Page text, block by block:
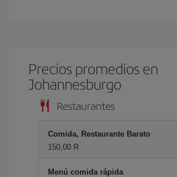
Precios promedios en
Johannesburgo
Restaurantes
Comida, Restaurante Barato
150,00 R
Menú comida rápida